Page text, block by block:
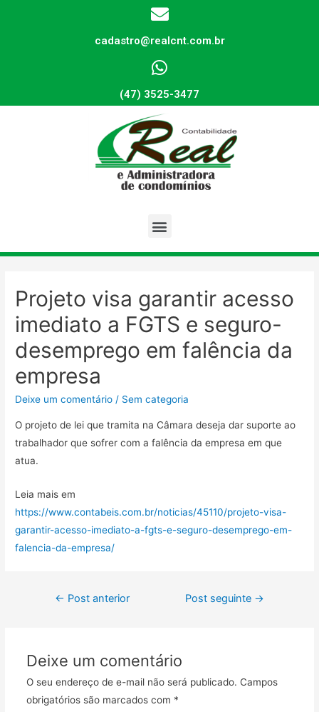
cadastro@realcnt.com.br
(47) 3525-3477
Projeto visa garantir acesso
imediato a FGTS e seguro-
desemprego em falência da
empresa
Deixe um comentário / Sem categoria
O projeto de lei que tramita na Câmara deseja dar suporte ao
trabalhador que sofrer com a falência da empresa em que
atua.
Leia mais em
https://www.contabeis.com.br/noticias/45110/projeto-visa-
garantir-acesso-imediato-a-fgts-e-seguro-desemprego-em-
falencia-da-empresa/
← Post anterior Post seguinte →
Deixe um comentário
O seu endereço de e-mail não será publicado. Campos
obrigatórios são marcados com *